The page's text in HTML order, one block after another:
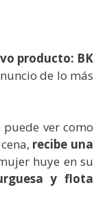
producto: BK
de lo más
ver como
recibe una
huye en su
y flota